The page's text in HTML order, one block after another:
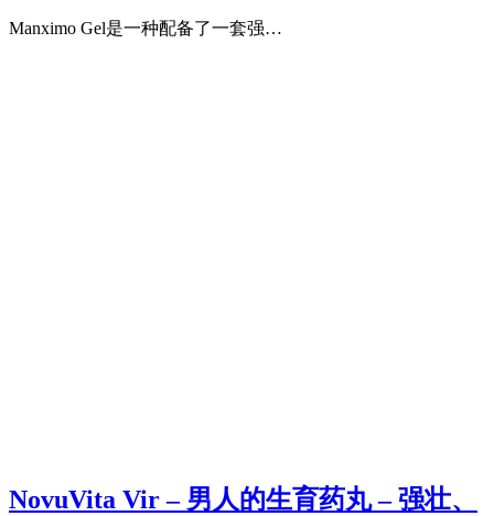
Manximo Gel是一种配备了一套强…
NovuVita Vir – 男人的生育药丸 – 强壮、